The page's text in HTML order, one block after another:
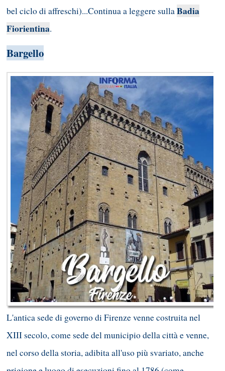
bel ciclo di affreschi)...Continua a leggere sullaBadia
Fiorientina.
Bargello
L'antica sede di governo di Firenze venne costruita nel
XIII secolo, come sede del municipio della città e venne,
nel corso della storia, adibita all'uso più svariato, anche